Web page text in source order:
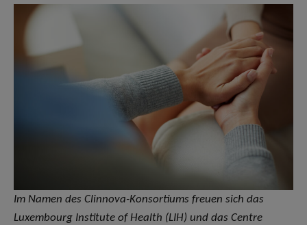
Im Namen des Clinnova-Konsortiums freuen sich das
Luxembourg Institute of Health (LIH) und das Centre